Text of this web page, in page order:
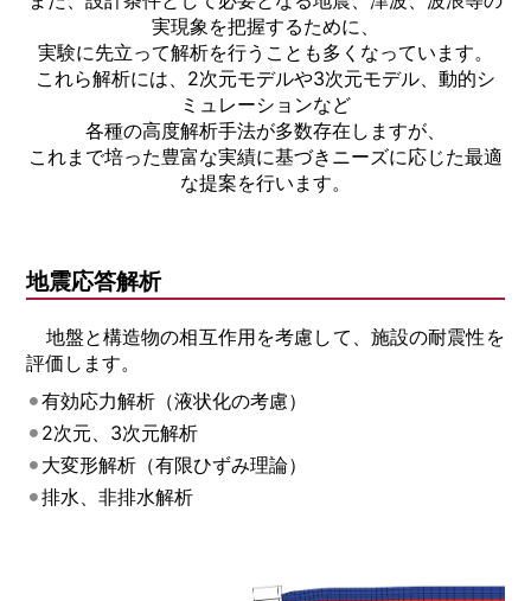
実現象を把握するために、
実験に先立って解析を行うことも多くなっています。
これら解析には、2次元モデルや3次元モデル、動的シ
ミュレーションなど
各種の高度解析手法が多数存在しますが、
これまで培った豊富な実績に基づきニーズに応じた最適
な提案を行います。
地震応答解析
地盤と構造物の相互作用を考慮して、施設の耐震性を
評価します。
有効応力解析（液状化の考慮）
2次元、3次元解析
大変形解析（有限ひずみ理論）
排水、非排水解析